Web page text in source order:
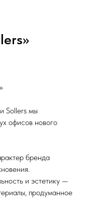
Sollers мы
офисов нового
бренда
и эстетику —
продуманное